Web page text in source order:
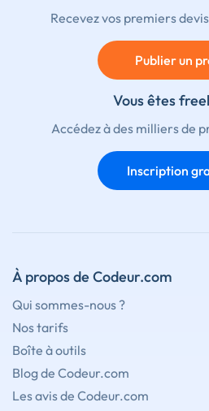
Recevez vos premiers
Publier un
Vous êtes
Accédez à des milliers de
Inscription
À propos de Codeur.com
Qui sommes-nous ?
Nos tarifs
Boîte à outils
Blog de Codeur.com
Les avis de Codeur.com